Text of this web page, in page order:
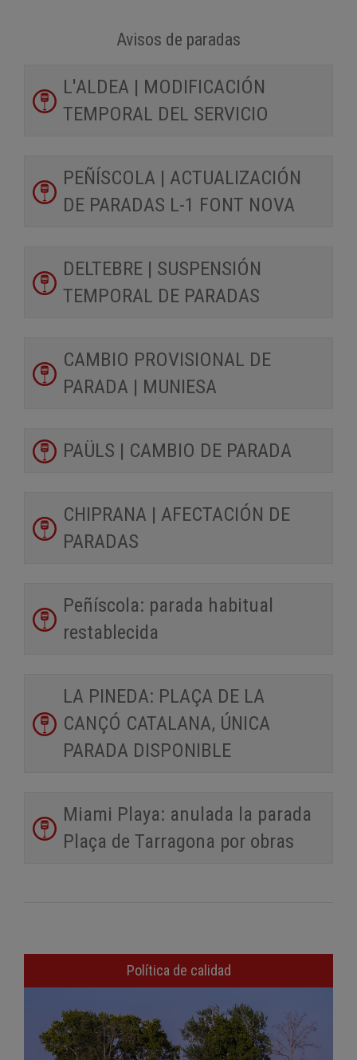
Avisos de paradas
L'ALDEA | MODIFICACIÓN
TEMPORAL DEL SERVICIO
PEÑÍSCOLA | ACTUALIZACIÓN
DE PARADAS L-1 FONT NOVA
DELTEBRE | SUSPENSIÓN
TEMPORAL DE PARADAS
CAMBIO PROVISIONAL DE
PARADA | MUNIESA
PAÜLS | CAMBIO DE PARADA
CHIPRANA | AFECTACIÓN DE
PARADAS
Peñíscola: parada habitual
restablecida
LA PINEDA: PLAÇA DE LA
CANÇÓ CATALANA, ÚNICA
PARADA DISPONIBLE
Miami Playa: anulada la parada
Plaça de Tarragona por obras
Política de calidad